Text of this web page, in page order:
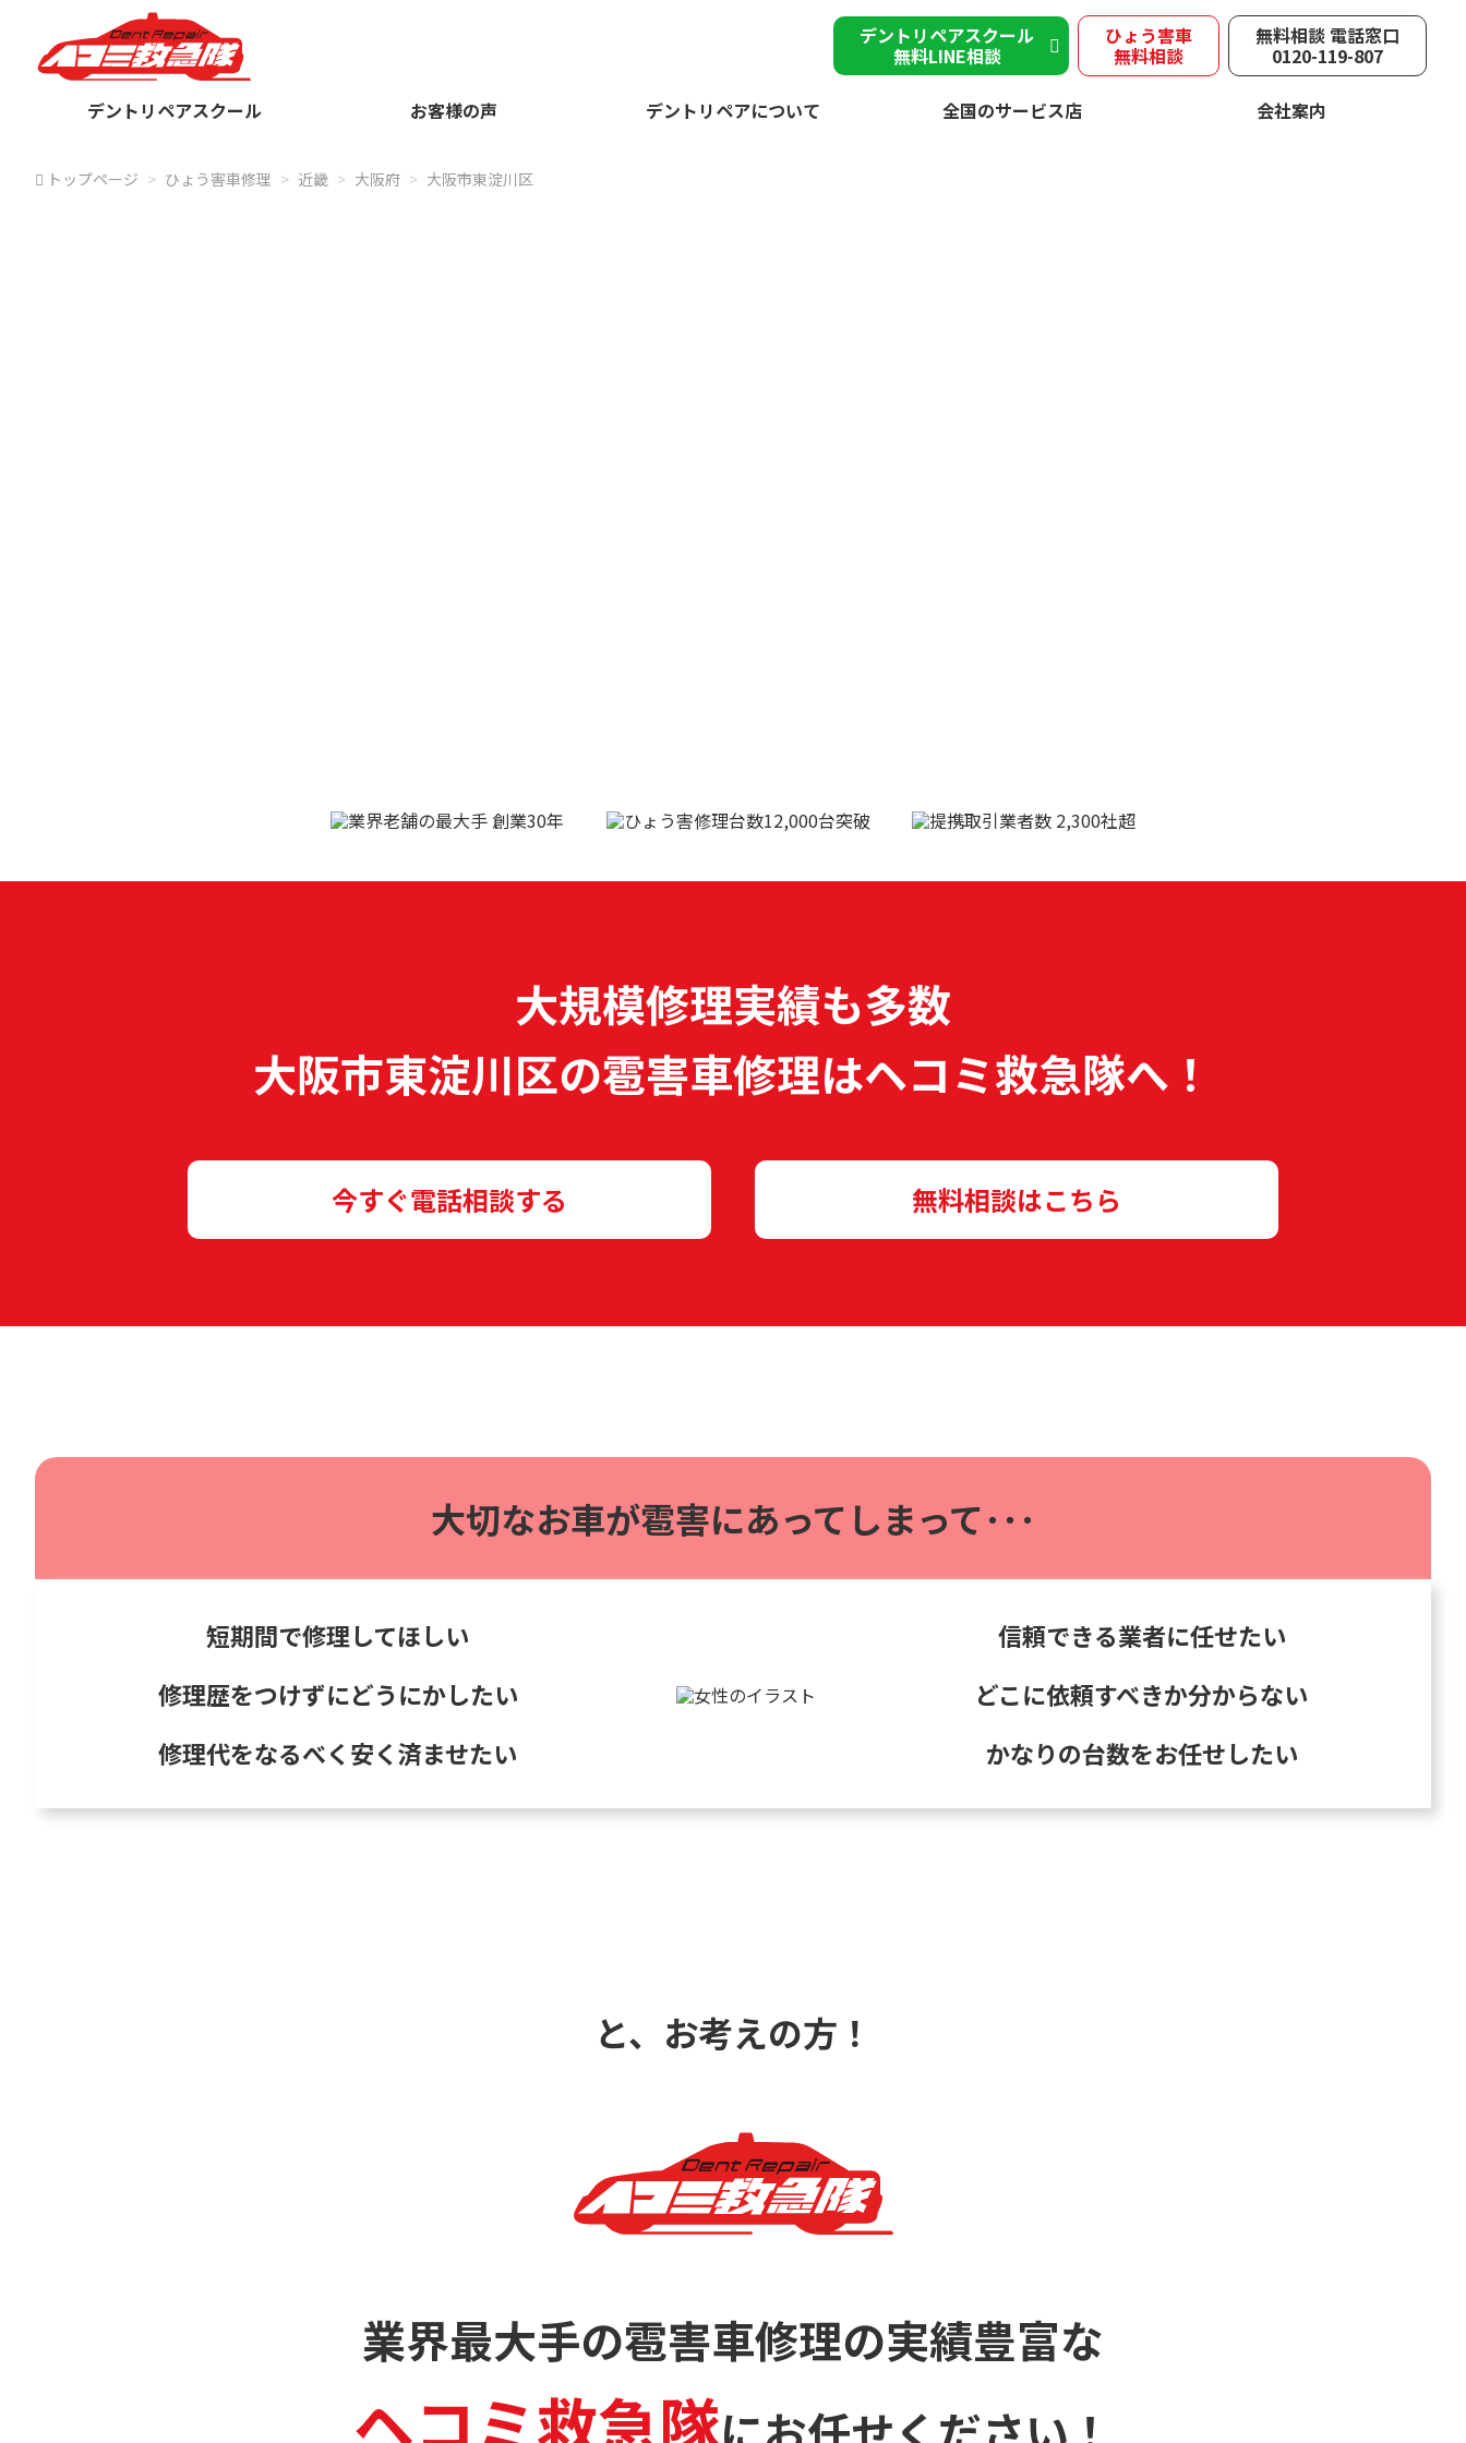
デントリペアスクール
無料LINE相談
ひょう害車
無料相談
無料相談 電話窓口
0120-119-807
デントリペアスクール お客様の声 デントリペアについて 全国のサービス店 会社案内
トップページ ひょう害車修理 近畿 大阪府 大阪市東淀川区
大規模修理実績も多数
大阪市東淀川区の雹害車修理はヘコミ救急隊へ！
今すぐ電話相談する 無料相談はこちら
大切なお車が雹害にあってしまって･･･
短期間で修理してほしい
修理歴をつけずにどうにかしたい
修理代をなるべく安く済ませたい
信頼できる業者に任せたい
どこに依頼すべきか分からない
かなりの台数をお任せしたい
と、お考えの方！
業界最大手の雹害車修理の実績豊富な
ヘコミ救急隊